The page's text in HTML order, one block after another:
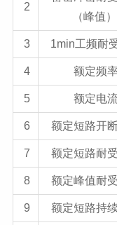
2
（峰值）
3 1min工频耐
4 额定频
5 额定电
6 额定短路开
7 额定短路耐
8 额定峰值耐
9 额定短路持